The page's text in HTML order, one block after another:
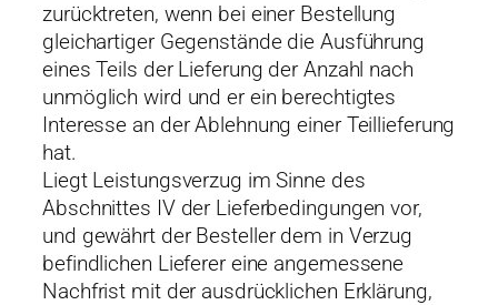
zurücktreten, wenn bei einer Bestellung
gleichartiger Gegenstände die Ausführung
eines Teils der Lieferung der Anzahl nach
unmöglich wird und er ein berechtigtes
Interesse an der Ablehnung einer Teillieferung
hat.
Liegt Leistungsverzug im Sinne des
Abschnittes IV der Lieferbedingungen vor,
und gewährt der Besteller dem in Verzug
befindlichen Lieferer eine angemessene
Nachfrist mit der ausdrücklichen Erklärung,